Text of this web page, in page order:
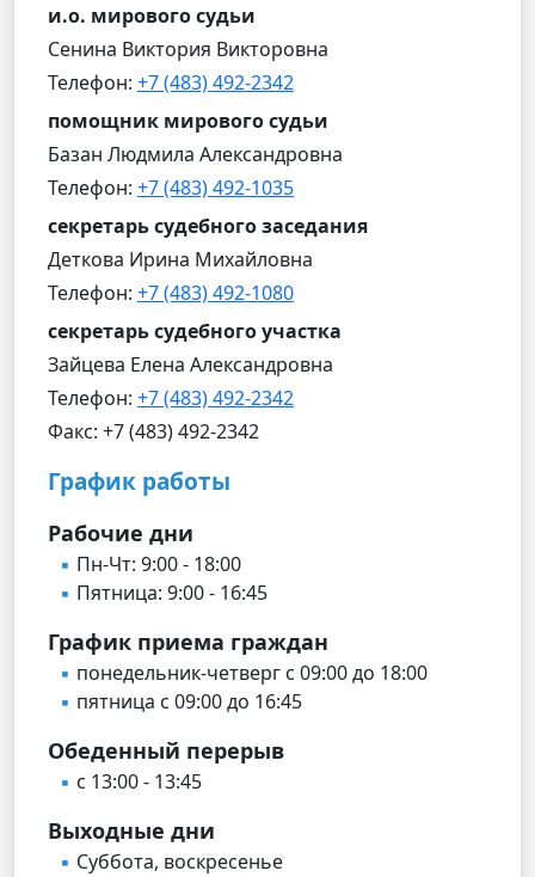
и.о. мирового судьи
Сенина Виктория Викторовна
Телефон: +7 (483) 492-2342
помощник мирового судьи
Базан Людмила Александровна
Телефон: +7 (483) 492-1035
секретарь судебного заседания
Деткова Ирина Михайловна
Телефон: +7 (483) 492-1080
секретарь судебного участка
Зайцева Елена Александровна
Телефон: +7 (483) 492-2342
Факс: +7 (483) 492-2342
График работы
Рабочие дни
Пн-Чт: 9:00 - 18:00
Пятница: 9:00 - 16:45
График приема граждан
понедельник-четверг с 09:00 до 18:00
пятница с 09:00 до 16:45
Обеденный перерыв
с 13:00 - 13:45
Выходные дни
Суббота, воскресенье